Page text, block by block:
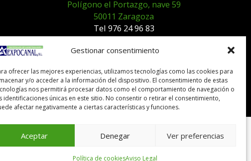
Gestionar consentimiento
ofrecer las mejores experiencias, utilizamos tecnologías como las cookies para
y/o acceder a la información del dispositivo. El consentimiento de estas
nos permitirá procesar datos como el comportamiento de navegación o
identificaciones únicas en este sitio. No consentir o retirar el consentimiento,
afectar negativamente a ciertas características y funciones.
Aceptar Denegar Ver preferencias
Política de cookiesAviso Legal
Polígono el Portazgo, nave 59
50011 Zaragoza
Tel 976 24 96 83
exposicion@expocanal.es
Aviso Legal
Política de cookies